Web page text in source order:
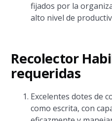
fijados por la
alto nivel de
Recolector
requeridas
Excelentes dotes de
como escrita, con